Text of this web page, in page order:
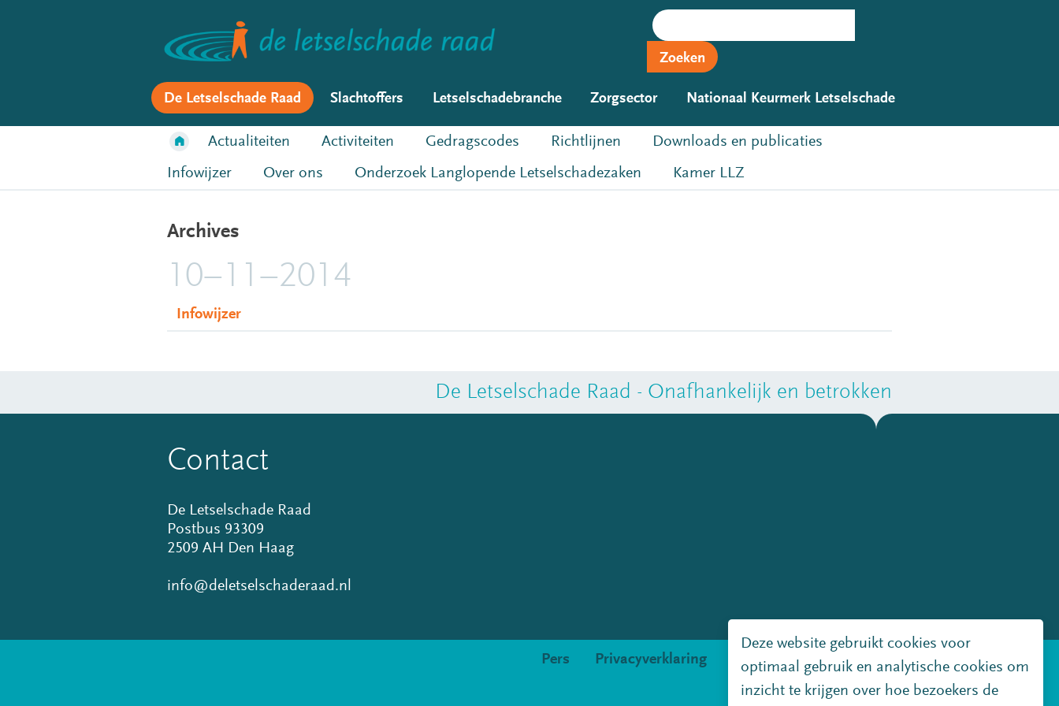
Deze website gebruikt cookies voor
optimaal gebruik en analytische cookies om
inzicht te krijgen over hoe bezoekers de
Zoeken
De Letselschade Raad Slachtoffers Letselschadebranche Zorgsector Nationaal Keurmerk Letselschade
Actualiteiten Activiteiten Gedragscodes Richtlijnen
Downloads en publicaties
Infowijzer
Over ons Onderzoek Langlopende Letselschadezaken Kamer LLZ
Archives
10–11–2014
Infowijzer
De Letselschade Raad - Onafhankelijk en betrokken
Contact
De Letselschade Raad
Postbus 93309
2509 AH Den Haag
info@deletselschaderaad.nl
Pers Privacyverklaring Disclaimer Copyright